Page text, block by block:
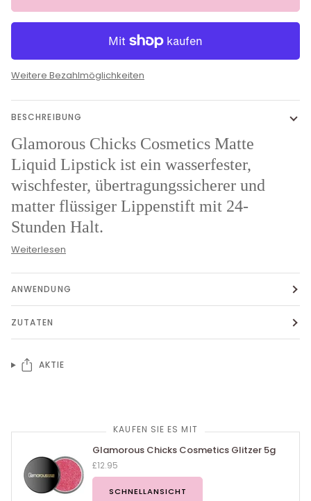
Weitere Bezahlmöglichkeiten
BESCHREIBUNG
Glamorous Chicks Cosmetics Matte
Liquid Lipstick ist ein wasserfester,
wischfester, übertragungssicherer und
matter flüssiger Lippenstift mit 24-
Stunden Halt.
Weiterlesen
ANWENDUNG
ZUTATEN
AKTIE
KAUFEN SIE ES MIT
Glamorous Chicks Cosmetics Glitzer 5g
£12.95
SCHNELLANSICHT